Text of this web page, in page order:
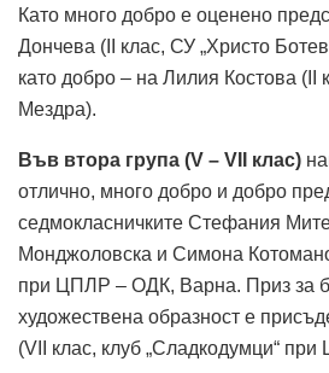
Като много добро е оценено
Дончева (II клас, СУ „Христо
като добро – на Лилия Костова
Мездра).
Във втора група (V – VII клас)
отлично, много добро и добро
седмокласничките Стефания
Монджоловска и Симона
при ЦПЛР – ОДК, Варна. Приз за
художествена образност е
(VII клас, клуб „Сладкодумци“